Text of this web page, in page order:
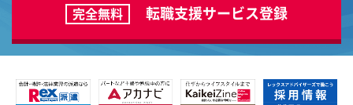
完全無料 転職支援サービス登録